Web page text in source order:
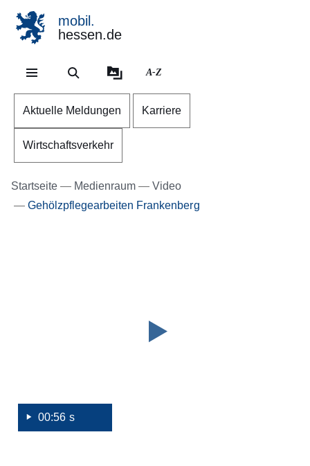
mobil.
hessen.de
A-Z
Aktuelle Meldungen Karriere
Wirtschaftsverkehr
Startseite Medienraum
Video
Gehölzpflegearbeiten Frankenberg
00:56 s